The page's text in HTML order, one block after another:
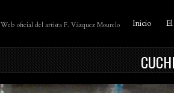
Web oficial del artista F. Vázquez Mourelo Inicio